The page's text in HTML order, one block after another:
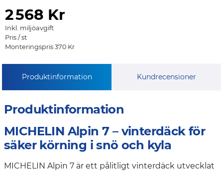
2568 Kr
Inkl. miljöavgift
Pris / st
Monteringspris 370 Kr
Produktinformation Kundrecensioner
Produktinformation
MICHELIN Alpin 7 – vinterdäck för
säker körning i snö och kyla
MICHELIN Alpin 7 är ett pålitligt vinterdäck utvecklat